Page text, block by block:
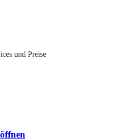
und Preise